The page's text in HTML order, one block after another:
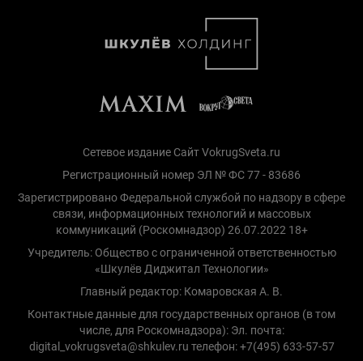
Сетевое издание Сайт VokrugSveta.ru
Регистрационный номер ЭЛ № ФС 77 - 83686
Зарегистрировано Федеральной службой по надзору в сфере
связи, информационных технологий и массовых
коммуникаций (Роскомнадзор) 26.07.2022 18+
Учредитель: Общество с ограниченной ответственностью
«Шкулёв Диджитал Технологии»
Главный редактор: Комаровская А. В.
Контактные данные для государственных органов (в том
числе, для Роскомнадзора): Эл. почта:
digital_vokrugsveta@shkulev.ru телефон: +7(495) 633-57-57